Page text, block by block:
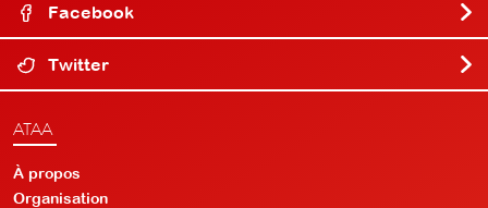
Facebook
Twitter
ATAA
À propos
Organisation